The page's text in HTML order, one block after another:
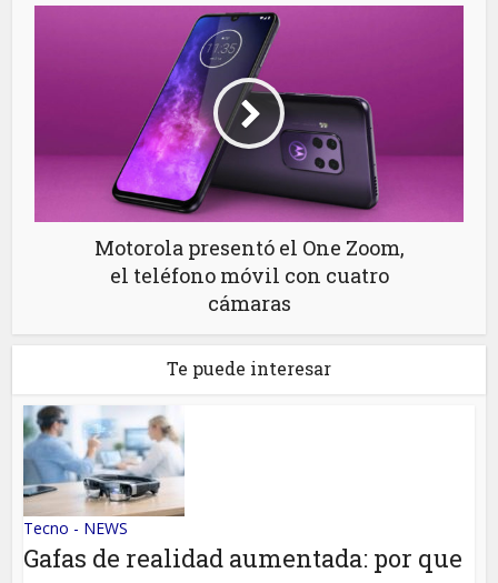
Motorola presentó el One Zoom,
el teléfono móvil con cuatro
cámaras
Te puede interesar
Tecno - NEWS
Gafas de realidad aumentada: por que